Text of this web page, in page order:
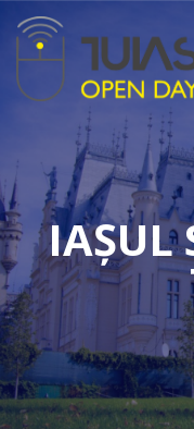
IAȘUL